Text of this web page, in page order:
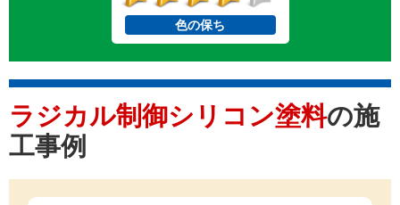
色の保ち
ラジカル制御シリコン塗料の施
工事例